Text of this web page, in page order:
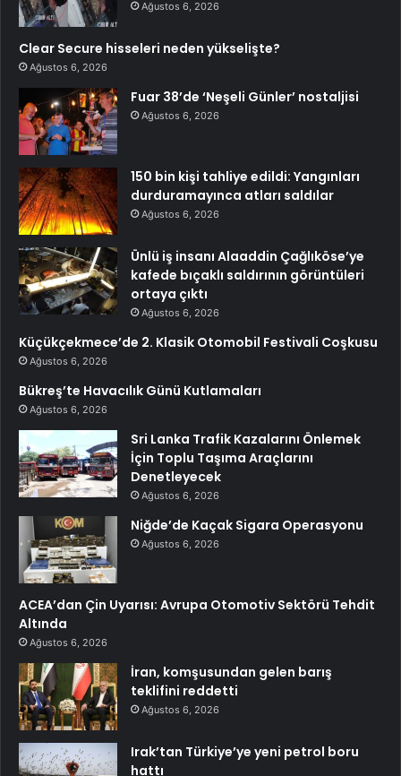
Ağustos 6, 2026
Clear Secure hisseleri neden yükselişte?
Ağustos 6, 2026
Fuar 38’de ‘Neşeli Günler’ nostaljisi
Ağustos 6, 2026
150 bin kişi tahliye edildi: Yangınları
durduramayınca atları saldılar
Ağustos 6, 2026
Ünlü iş insanı Alaaddin Çağlıköse’ye
kafede bıçaklı saldırının görüntüleri
ortaya çıktı
Ağustos 6, 2026
Küçükçekmece’de 2. Klasik Otomobil Festivali Coşkusu
Ağustos 6, 2026
Bükreş’te Havacılık Günü Kutlamaları
Ağustos 6, 2026
Sri Lanka Trafik Kazalarını Önlemek
İçin Toplu Taşıma Araçlarını
Denetleyecek
Ağustos 6, 2026
Niğde’de Kaçak Sigara Operasyonu
Ağustos 6, 2026
ACEA’dan Çin Uyarısı: Avrupa Otomotiv Sektörü Tehdit
Altında
Ağustos 6, 2026
İran, komşusundan gelen barış
teklifini reddetti
Ağustos 6, 2026
Irak’tan Türkiye’ye yeni petrol boru
hattı